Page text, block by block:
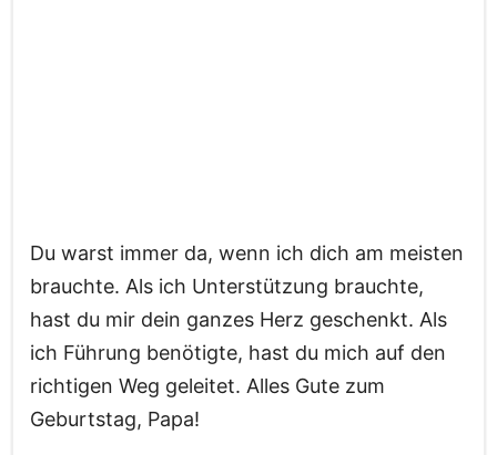
Du warst immer da, wenn ich dich am meisten
brauchte. Als ich Unterstützung brauchte,
hast du mir dein ganzes Herz geschenkt. Als
ich Führung benötigte, hast du mich auf den
richtigen Weg geleitet. Alles Gute zum
Geburtstag, Papa!